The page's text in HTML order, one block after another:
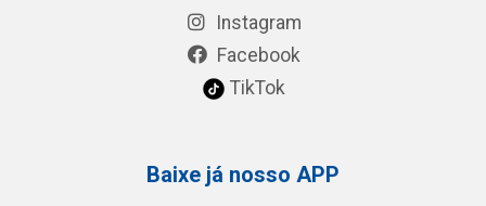
Instagram
Facebook
TikTok
Baixe já nosso APP